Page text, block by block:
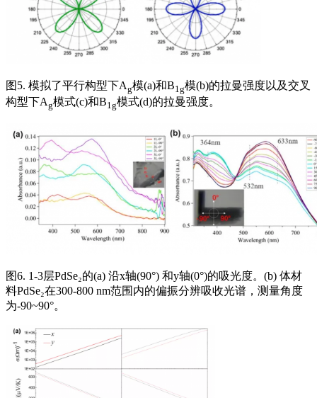
图5. 模拟了平行构型下Ag模(a)和B1g模(b)的拉曼强度以及交叉
构型下Ag模式(c)和B1g模式(d)的拉曼强度。
图6. 1-3层PdSe₂的(a) 沿x轴(90°) 和y轴(0°)的吸光度。(b) 体材
料PdSe₂在300-800 nm范围内的偏振分辨吸收光谱，测量角度
为-90~90°。